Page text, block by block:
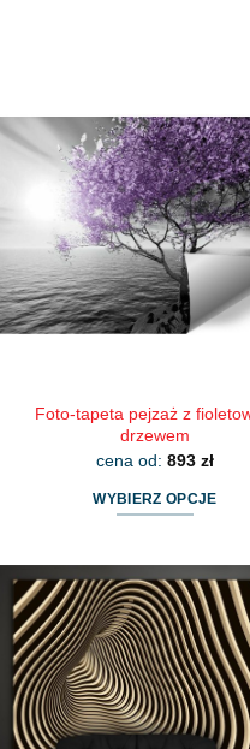
Foto-tapeta pejzaż z
drzewem
cena od: 893 zł
WYBIERZ OPCJE
ma
wiele
wariantów.
Opcje
można
wybrać